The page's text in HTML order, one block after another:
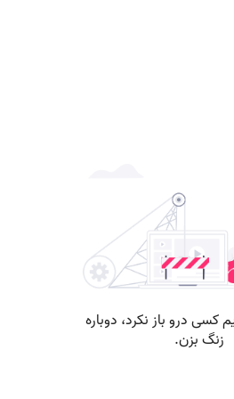
کسی درو باز نکرد، دوباره
زنگ بزن.